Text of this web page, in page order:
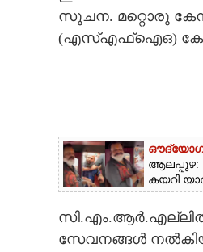
CONTACT US
സൂചന. മറ്റൊരു
(എസ്എഫ്ഐഒ)
ആലപ്പുഴ:
കയറി
സി.എം.ആർ.എല്ലിൽ
സേവനങ്ങൾ